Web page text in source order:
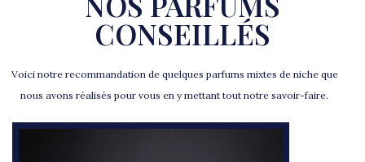
CONSEILLÉS
Voici notre recommandation de quelques parfums mixtes de niche que
nous avons réalisés pour vous en y mettant tout notre savoir-faire.